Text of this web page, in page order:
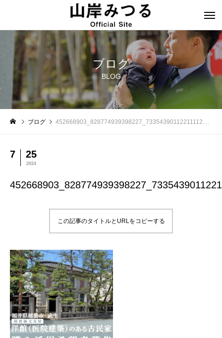
ブログ
BLOG
ブログ 452668903_828774939398227_7335439011221111222_n
7 25
2024
この記事のタイトルとURLをコピーする